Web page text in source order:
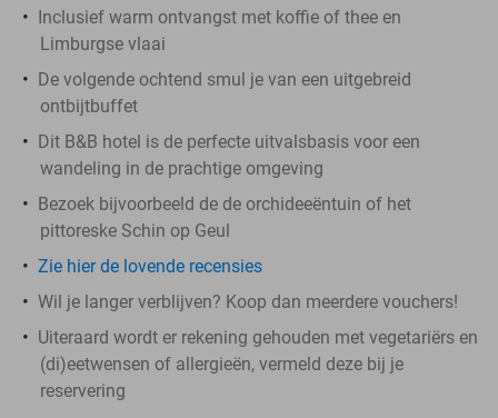
Inclusief warm ontvangst met koffie of thee en
Limburgse vlaai
De volgende ochtend smul je van een uitgebreid
ontbijtbuffet
Dit B&B hotel is de perfecte uitvalsbasis voor een
wandeling in de prachtige omgeving
Bezoek bijvoorbeeld de de orchideeëntuin of het
pittoreske Schin op Geul
Zie hier de lovende recensies
Wil je langer verblijven? Koop dan meerdere vouchers!
Uiteraard wordt er rekening gehouden met vegetariërs en
(di)eetwensen of allergieën, vermeld deze bij je
reservering